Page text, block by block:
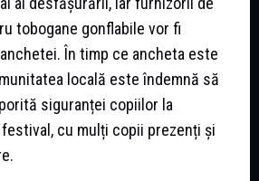
tobogane gonflabile vor fi
În timp ce ancheta este
locală este îndemnă să
siguranței copiilor la
cu mulți copii prezenți și